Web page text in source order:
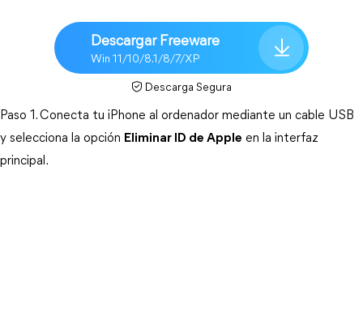
Descargar Freeware
Win 11/10/8.1/8/7/XP
Descarga Segura
Paso 1. Conecta tu iPhone al ordenador mediante un cable USB
y selecciona la opción Eliminar ID de Apple en la interfaz
principal.